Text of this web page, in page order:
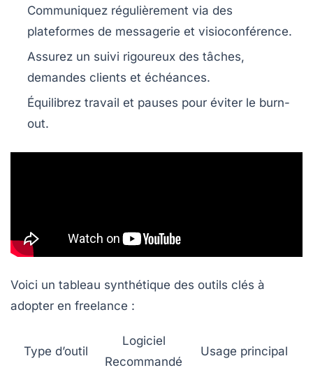
Communiquez régulièrement via des
plateformes de messagerie et visioconférence.
Assurez un suivi rigoureux des tâches,
demandes clients et échéances.
Équilibrez travail et pauses pour éviter le burn-
out.
Voici un tableau synthétique des outils clés à
adopter en freelance :
Type d’outil
Logiciel
Recommandé
Usage principal